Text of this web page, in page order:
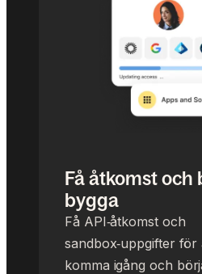
Få åtkomst och
bygga
Få API‑åtkomst och
sandbox‑uppgifter för
komma igång och